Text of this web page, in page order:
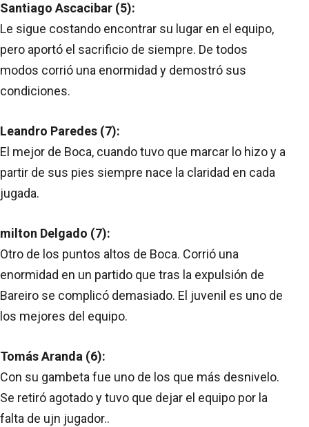
Santiago Ascacibar (5):
Le sigue costando encontrar su lugar en el equipo,
pero aportó el sacrificio de siempre. De todos
modos corrió una enormidad y demostró sus
condiciones.
Leandro Paredes (7):
El mejor de Boca, cuando tuvo que marcar lo hizo y a
partir de sus pies siempre nace la claridad en cada
jugada.
milton Delgado (7):
Otro de los puntos altos de Boca. Corrió una
enormidad en un partido que tras la expulsión de
Bareiro se complicó demasiado. El juvenil es uno de
los mejores del equipo.
Tomás Aranda (6):
Con su gambeta fue uno de los que más desnivelo.
Se retiró agotado y tuvo que dejar el equipo por la
falta de ujn jugador..